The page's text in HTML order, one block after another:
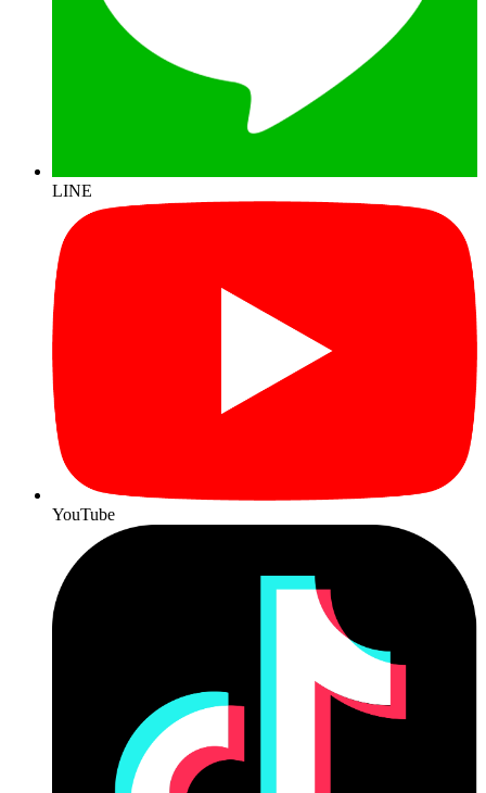
LINE
YouTube